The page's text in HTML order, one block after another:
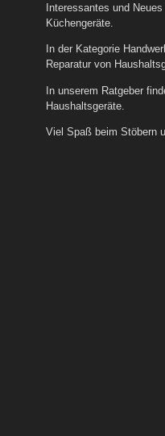
Interessantes und Neues
Küchengeräte.
In der Kategorie
Reparatur von
In unserem Ratgeber
Haushaltsgeräte.
Viel Spaß beim Stöbern